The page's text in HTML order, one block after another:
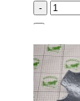
-